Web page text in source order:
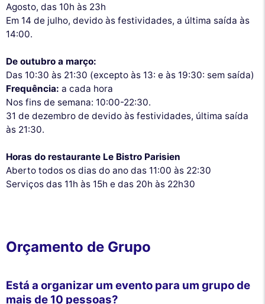
Agosto, das 10h às 23h
Em 14 de julho, devido às festividades, a última saída às
14:00.
De outubro a março:
Das 10:30 às 21:30 (excepto às 13: e às 19:30: sem saída)
Frequência: a cada hora
Nos fins de semana: 10:00-22:30.
31 de dezembro de devido às festividades, última saída
às 21:30.
Horas do restaurante Le Bistro Parisien
Aberto todos os dias do ano das 11:00 às 22:30
Serviços das 11h às 15h e das 20h às 22h30
Orçamento de Grupo
Está a organizar um evento para um grupo de
mais de 10 pessoas?